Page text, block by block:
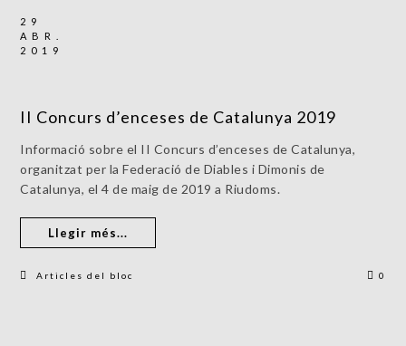
29
ABR.
2019
II Concurs d’enceses de Catalunya 2019
Informació sobre el II Concurs d’enceses de Catalunya,
organitzat per la Federació de Diables i Dimonis de
Catalunya, el 4 de maig de 2019 a Riudoms.
Llegir més...
Articles del bloc 0